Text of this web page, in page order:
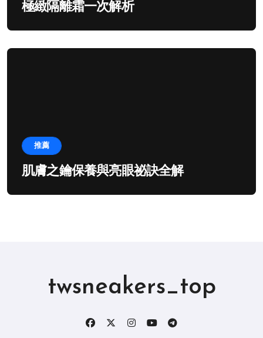
極緻隔離霜一次解析
推薦
肌膚之鑰保養與亮眼祕訣全解
twsneakers_top